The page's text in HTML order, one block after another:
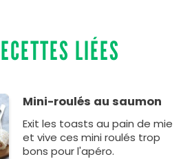
LIÉES
Mini-roulés au saumon
Exit les toasts au pain de mie
et vive ces mini roulés trop
bons pour l'apéro.